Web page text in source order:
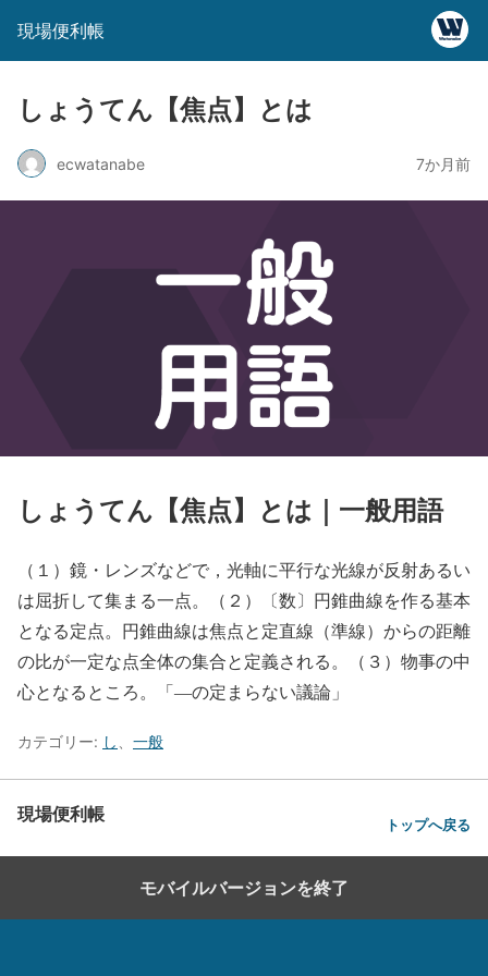
現場便利帳
しょうてん【焦点】とは
ecwatanabe 7か月前
しょうてん【焦点】とは｜一般用語
（１）鏡・レンズなどで，光軸に平行な光線が反射あるい
は屈折して集まる一点。（２）〔数〕円錐曲線を作る基本
となる定点。円錐曲線は焦点と定直線（準線）からの距離
の比が一定な点全体の集合と定義される。（３）物事の中
心となるところ。「―の定まらない議論」
カテゴリー: し 一般
現場便利帳 トップへ戻る
モバイルバージョンを終了